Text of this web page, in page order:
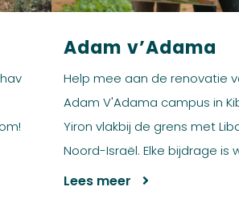
Adam v’Adama
Help mee aan de renovatie
Adam V'Adama campus in
Yiron vlakbij de grens met
Noord-Israël. Elke bijdrage is
Lees meer